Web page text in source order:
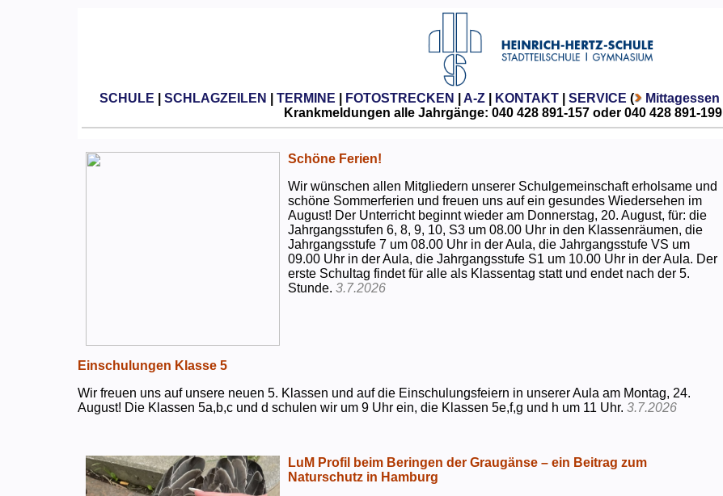
SCHULE SCHLAGZEILEN TERMINE FOTOSTRECKEN A-Z| KONTAKT| SERVICE ( Mittagessen
Krankmeldungen alle Jahrgänge: 040 428 891-157 oder 040 428 891-199
Schöne Ferien!
Wir wünschen allen Mitgliedern unserer Schulgemeinschaft erholsame und
schöne Sommerferien und freuen uns auf ein gesundes Wiedersehen im
August! Der Unterricht beginnt wieder am Donnerstag, 20. August, für: die
Jahrgangsstufen 6, 8, 9, 10, S3 um 08.00 Uhr in den Klassenräumen, die
Jahrgangsstufe 7 um 08.00 Uhr in der Aula, die Jahrgangsstufe VS um
09.00 Uhr in der Aula, die Jahrgangsstufe S1 um 10.00 Uhr in der Aula. Der
erste Schultag findet für alle als Klassentag statt und endet nach der 5.
Stunde.3.7.2026
Einschulungen Klasse 5
Wir freuen uns auf unsere neuen 5. Klassen und auf die Einschulungsfeiern in unserer Aula am Montag, 24.
August! Die Klassen 5a,b,c und d schulen wir um 9 Uhr ein, die Klassen 5e,f,g und h um 11 Uhr.3.7.2026
LuM Profil beim Beringen der Graugänse – ein Beitrag zum
Naturschutz in Hamburg